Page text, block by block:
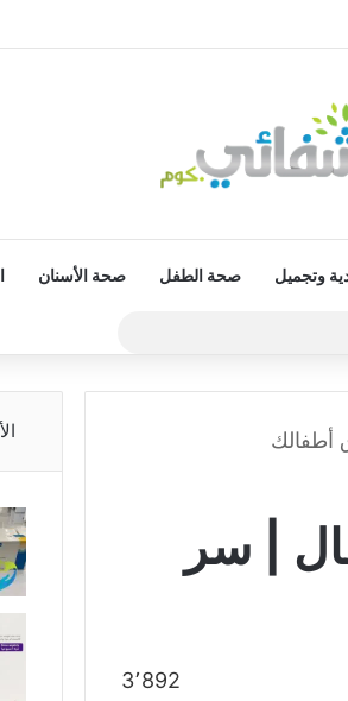
وتجميل صحة الطفل صحة الأسنان
أطفالك
| سر
3٬892